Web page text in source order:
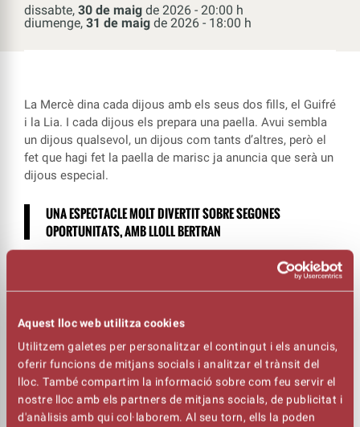
Aquest lloc web utilitza cookies
Utilitzem galetes per personalitzar el contingut i els anuncis,
oferir funcions de mitjans socials i analitzar el trànsit del
lloc. També compartim la informació sobre com feu servir el
nostre lloc amb els partners de mitjans socials, de publicitat i
d'anàlisis amb qui col·laborem. Al seu torn, ells la poden
dissabte, 30 de maig de 2026 - 20:00 h
diumenge, 31 de maig de 2026 - 18:00 h
La Mercè dina cada dijous amb els seus dos fills, el Guifré
i la Lia. I cada dijous els prepara una paella. Avui sembla
un dijous qualsevol, un dijous com tants d’altres, però el
fet que hagi fet la paella de marisc ja anuncia que serà un
dijous especial.
UNA ESPECTACLE MOLT DIVERTIT SOBRE SEGONES
OPORTUNITATS, AMB LLOLL BERTRAN
Ella els vol comunicar alguna cosa molt important, un fet
‘La paella dels dijous’
és una comèdia encapçalada per
Lloll Bertran sobre l’amor en la maduresa i les segones
oportunitats per tancar la programació del Toc de Teatre.